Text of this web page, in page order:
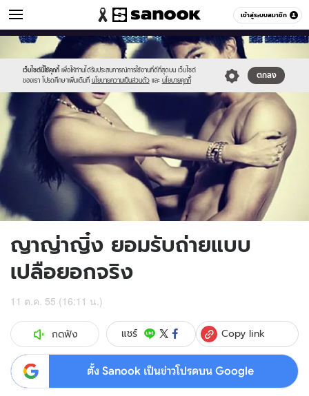
เข้าสู่ระบบสมาชิก
ข่าวบันเทิง หมวดอื่นๆ
เว็บไซต์นี้ใช้คุกกี้ เพื่อให้ท่านได้รับประสบการณ์การใช้งานที่ดีที่สุดบน เว็บไซต์
ของเรา โปรดศึกษาเพิ่มเติมที่ นโยบายความเป็นส่วนตัว และ นโยบายคุกกี้
ตกลง
Sanook
//s.isanook.com/sr/0/images/logo-
new-
sanook.png
600
60
//s.isanook.com/ns/0/ud/229/1147391/2.jpg
ญาญ่าญิ๋ง ยอมรับถ่ายแบบ
เปลือยอกจริง
11 ต.ค. 55 (16:11 น.)
กดฟัง แชร์ Copy link
ตั้ง Sanook เป็นข่าวโปรดบน Google